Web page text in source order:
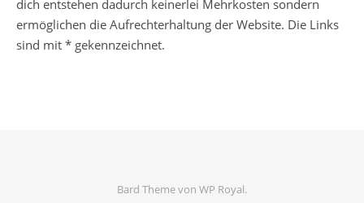
dich entstehen dadurch keinerlei Mehrkosten sondern
ermöglichen die Aufrechterhaltung der Website. Die Links
sind mit * gekennzeichnet.
Bard Theme von WP Royal.